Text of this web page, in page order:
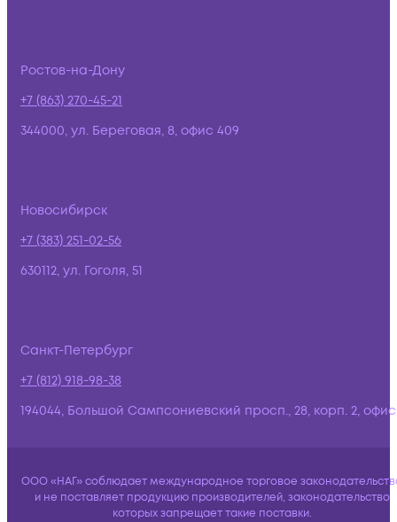
Ростов-на-Дону
+7 (863) 270-45-21
344000, ул. Береговая, 8, офис 409
Новосибирск
+7 (383) 251-02-56
630112, ул. Гоголя, 51
Санкт-Петербург
+7 (812) 918-98-38
194044, Большой Сампсониевский просп., 28, корп. 2,
ООО «НАГ» соблюдает международное торговое
и не поставляет продукцию производителей, законодательство
которых запрещает такие поставки.